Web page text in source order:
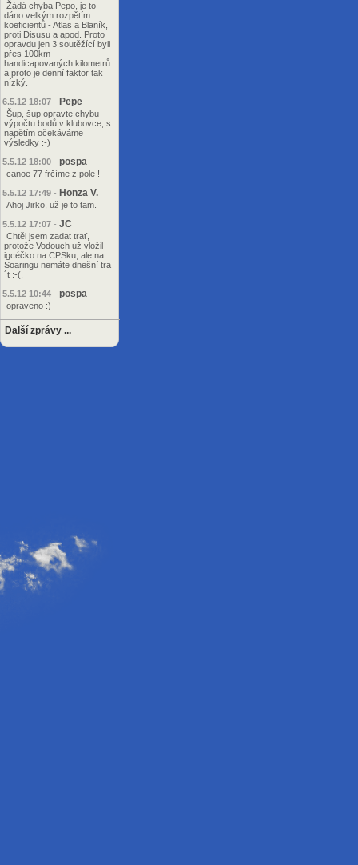
Žádá chyba Pepo, je to
dáno velkým rozpětím
koeficientů - Atlas a Blaník,
proti Disusu a apod. Proto
opravdu jen 3 soutěžící byli
přes 100km
handicapovaných kilometrů
a proto je denní faktor tak
nízký.
6.5.12 18:07 - Pepe
Šup, šup opravte chybu
výpočtu bodů v klubovce, s
napětím očekáváme
výsledky :-)
5.5.12 18:00 - pospa
canoe 77 frčíme z pole !
5.5.12 17:49 - Honza V.
Ahoj Jirko, už je to tam.
5.5.12 17:07 - JC
Chtěl jsem zadat trať,
protože Vodouch už vložil
igcéčko na CPSku, ale na
Soaringu nemáte dnešní tra
´t :-(.
5.5.12 10:44 - pospa
opraveno :)
Další zprávy ...